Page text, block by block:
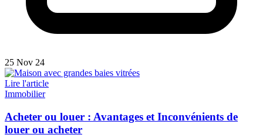
25 Nov 24
Lire l'article
Immobilier
Acheter ou louer : Avantages et Inconvénients de
louer ou acheter